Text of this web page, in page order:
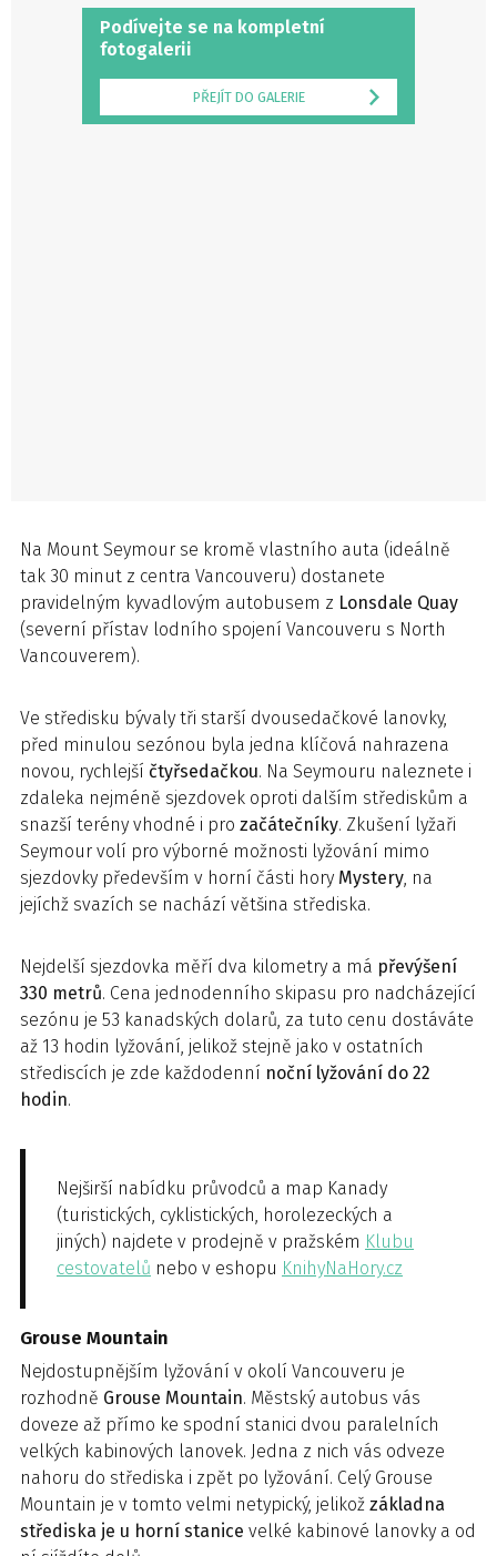
Podívejte se na kompletní
fotogalerii
PŘEJÍT DO GALERIE
Na Mount Seymour se kromě vlastního auta (ideálně
tak 30 minut z centra Vancouveru) dostanete
pravidelným kyvadlovým autobusem z Lonsdale Quay
(severní přístav lodního spojení Vancouveru s North
Vancouverem).
Ve středisku bývaly tři starší dvousedačkové lanovky,
před minulou sezónou byla jedna klíčová nahrazena
novou, rychlejší čtyřsedačkou. Na Seymouru naleznete i
zdaleka nejméně sjezdovek oproti dalším střediskům a
snazší terény vhodné i pro začátečníky. Zkušení lyžaři
Seymour volí pro výborné možnosti lyžování mimo
sjezdovky především v horní části hory Mystery, na
jejíchž svazích se nachází většina střediska.
Nejdelší sjezdovka měří dva kilometry a má převýšení
330 metrů. Cena jednodenního skipasu pro nadcházející
sezónu je 53 kanadských dolarů, za tuto cenu dostáváte
až 13 hodin lyžování, jelikož stejně jako v ostatních
střediscích je zde každodenní noční lyžování do 22
hodin.
Nejširší nabídku průvodců a map Kanady
(turistických, cyklistických, horolezeckých a
jiných) najdete v prodejně v pražském Klubu
cestovatelů nebo v eshopu KnihyNaHory.cz
Grouse Mountain
Nejdostupnějším lyžování v okolí Vancouveru je
rozhodně Grouse Mountain. Městský autobus vás
doveze až přímo ke spodní stanici dvou paralelních
velkých kabinových lanovek. Jedna z nich vás odveze
nahoru do střediska i zpět po lyžování. Celý Grouse
Mountain je v tomto velmi netypický, jelikož základna
střediska je u horní stanice velké kabinové lanovky a od